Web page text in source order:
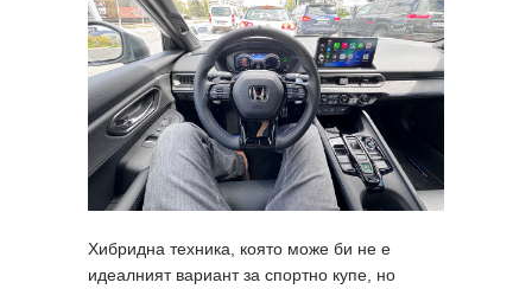
Хибридна техника, която може би не е
идеалният вариант за спортно купе, но